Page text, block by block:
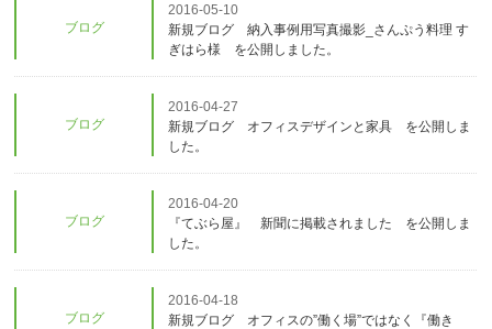
ブログ
2016-05-10
新規ブログ 納入事例用写真撮影_さんぷう料理 す
ぎはら様 を公開しました。
ブログ
2016-04-27
新規ブログ オフィスデザインと家具 を公開しま
した。
ブログ
2016-04-20
『てぶら屋』 新聞に掲載されました を公開しま
した。
ブログ
2016-04-18
新規ブログ オフィスの”働く場”ではなく『働き